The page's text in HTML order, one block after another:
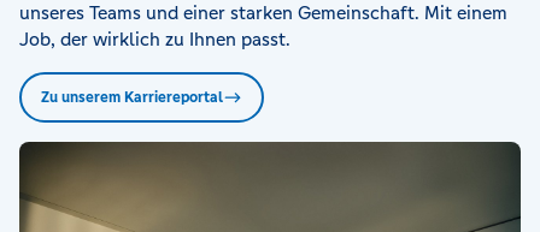
unseres Teams und einer starken Gemeinschaft. Mit einem
Job, der wirklich zu Ihnen passt.
Zu unserem Karriereportal